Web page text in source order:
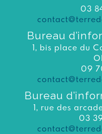
03
Bureau
1, bis place du
09
Bureau
1, rue des
03